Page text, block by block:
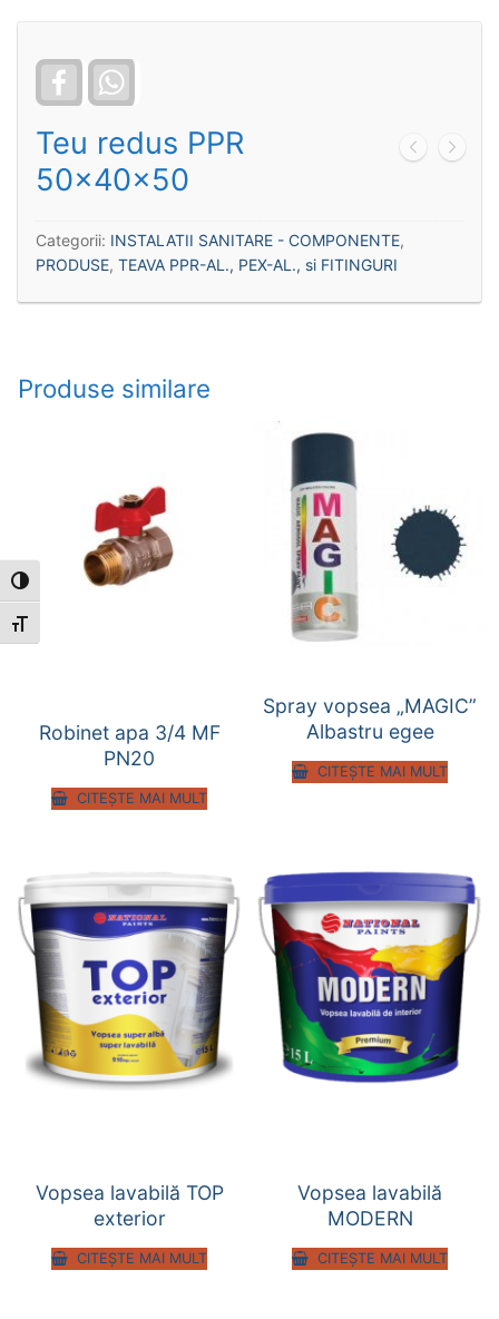
Toggle High Contrast
Toggle Font size
Facebook
Teu redus PPR
50x40x50
Categorii: INSTALATII SANITARE - COMPONENTE,
PRODUSE, TEAVA PPR-AL., PEX-AL., si FITINGURI
Produse similare
Robinet apa 3/4 MF
PN20
CITEȘTE MAI MULT
Spray vopsea „MAGIC”
Albastru egee
CITEȘTE MAI MULT
Vopsea lavabilă TOP
exterior
CITEȘTE MAI MULT
Vopsea lavabilă
MODERN
CITEȘTE MAI MULT